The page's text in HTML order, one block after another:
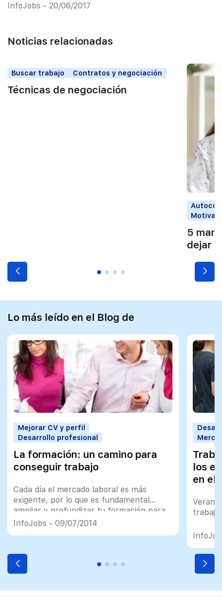
InfoJobs - 20/06/2017
Noticias relacionadas
Buscar trabajo Contratos y negociación
Técnicas de negociación
5
dejar
Lo más leído en el Blog de
Mejorar CV y perfil
Desarrollo profesional
La formación: un camino para
conseguir trabajo
Cada día el mercado laboral es más
exigente, por lo que es fundamental
ampliar y profundizar tu formación para
ser más competitivo. Contar con un
candidatos a la hora de optar a un puesto
de trabajo. Si continúas en formación,
[…]
InfoJobs - 09/07/2014
los
en el